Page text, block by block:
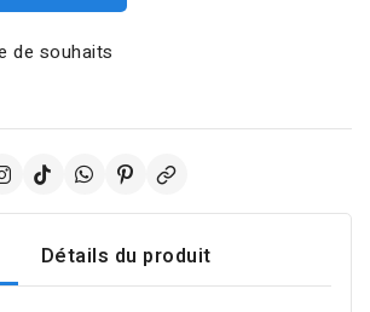
de souhaits
Détails du produit